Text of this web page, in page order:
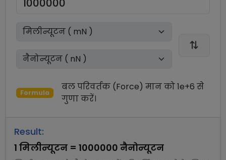
Formula
बल परिवर्तक (Force) मान को1e+6 से
गुणाकरें।
Result:
1 मिलीन्यूटन = 1000000 नैनोन्यूटन